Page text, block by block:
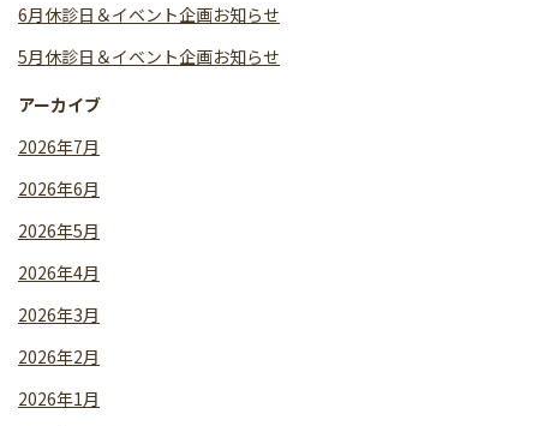
6月休診日＆イベント企画お知らせ
5月休診日＆イベント企画お知らせ
アーカイブ
2026年7月
2026年6月
2026年5月
2026年4月
2026年3月
2026年2月
2026年1月